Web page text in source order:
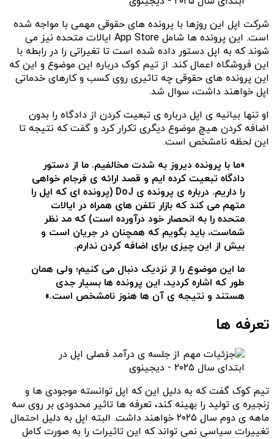
شرکت اپل این روزها با پرونده های حقوقی مهمی با مواجه شده
است. این پرونده ها شامل App Store ایالات متحده نیز می
شوند که به اپل دستور داده شده است تا تغیراتی را در رابطه با
این فروشگاه اعمال کند. از تیم کوک درباره این موضوع و این که
این پرونده های حقوقی چه تاثیری روی کسب و کارهای خدماتی
اپل خواهند داشت، سوال شد.
او تنها بیانیه ی اپل درباره ی تبعیت کردن از دادگاه را بدون
اضافه کردن هیچ موضوع دیگری تکرار کرد و گفت که نتیجه تا
این لحظه نامشخص است.
«ما با پرونده دیروز به شدت مخالفیم. ما از دستور
دادگاه تبعیت کرده ایم و قصد ارائه ی فرجام خواهی
را داریم. درباره ی پرونده ی DoJ (پرونده ای که اپل را
متهم می کند که بازار تلفن های همراه در ایالات
متحده را به انحصار خود درآورده است) که مد نظر
شماست، باید بگویم که همچنان در جریان است و
بیش از این چیزی برای اضافه کردن ندارم.
ما این موضوع را از نزدیک دنبال می کنیم؛ ولی همان
طور که اشاره کردید، این پرونده ها بسیار جدی
هستند و نتیجه ی آن ها هنوز نامشخص است.»
تعرفه ها
تیم کوک گفت که به دلیل این که اپل توانسته موجودی ها و
زنجیره ی تولید را بهینه کند، تعرفه ها تاثیر محدودی بر روی سه
ماهه ی دوم سال ۲۰۲۵ خواهند داشت. البته اپل به دلیل احتمال
تغییرات سیاسی نمی تواند که این تاثیرات را به صورت کامل